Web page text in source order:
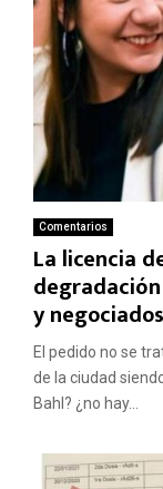
Comentarios
La licencia
y negociados
El pedido no se
de la ciudad
Bahl? ¿no hay...